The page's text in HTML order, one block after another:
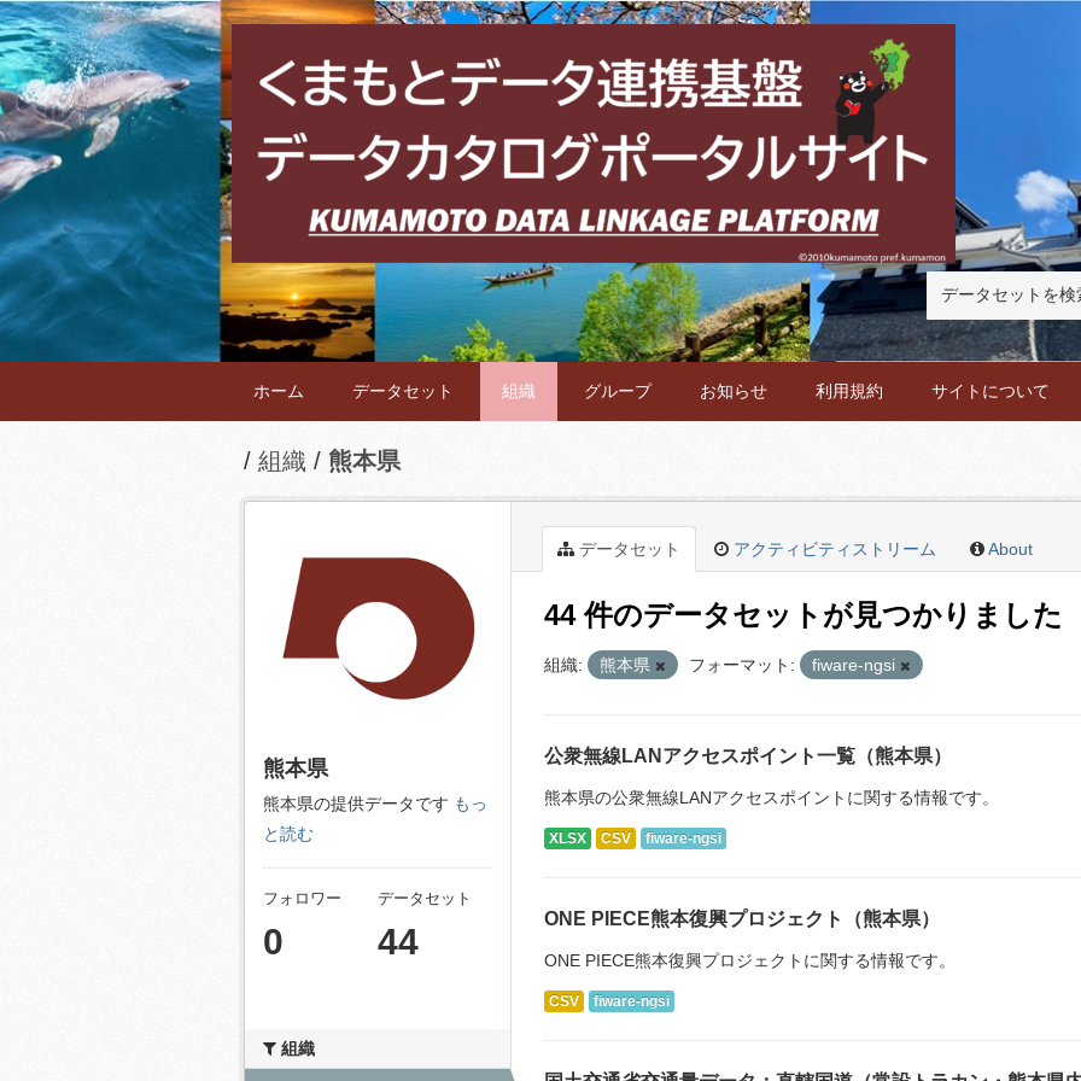
ホーム データセット 組織 グループ お知らせ 利用規約 サイトについて
組織 熊本県
データセット アクティビティストリーム About
44 件のデータセットが見つかりました
組織: 熊本県 フォーマット: fiware-ngsi
公衆無線LANアクセスポイント一覧（熊本県）
熊本県の公衆無線LANアクセスポイントに関する情報です。
XLSX CSV fiware-ngsi
ONE PIECE熊本復興プロジェクト（熊本県）
ONE PIECE熊本復興プロジェクトに関する情報です。
CSV fiware-ngsi
熊本県
熊本県の提供データです もっ
と読む
フォロワー
0
データセット
44
組織